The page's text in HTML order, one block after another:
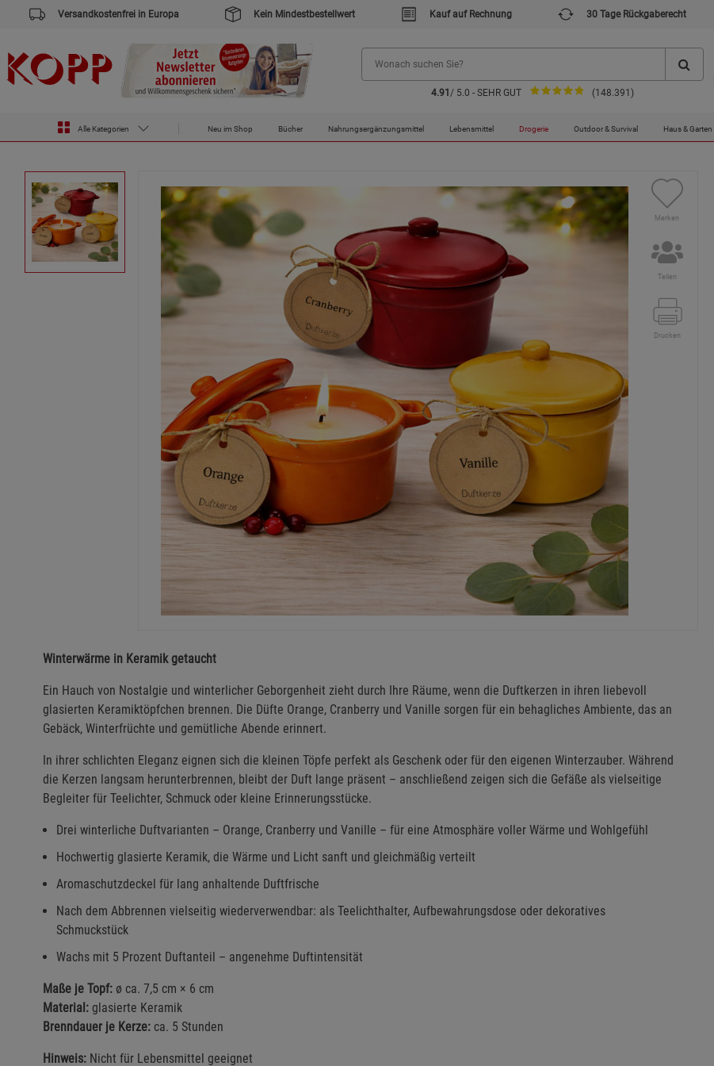
Versandkostenfrei in Europa Kein Mindestbestellwert Kauf auf Rechnung 30 Tage Rückgaberecht
4.91 / 5.0 - SEHR GUT (148.391)
Alle Kategorien Neu im Shop Bücher Nahrungsergänzungsmittel Lebensmittel Drogerie Outdoor & Survival Haus & Garten
Zur Startseite des Kopp Verlag Online-Shop
Drogerie 3er-Set Duftkerzen »Cozy«
Merken
Teilen
Drucken
Winterwärme in Keramik getaucht
Ein Hauch von Nostalgie und winterlicher Geborgenheit zieht durch Ihre Räume, wenn die Duftkerzen in ihren liebevoll
glasierten Keramiktöpfchen brennen. Die Düfte Orange, Cranberry und Vanille sorgen für ein behagliches Ambiente, das an
Gebäck, Winterfrüchte und gemütliche Abende erinnert.
In ihrer schlichten Eleganz eignen sich die kleinen Töpfe perfekt als Geschenk oder für den eigenen Winterzauber. Während
die Kerzen langsam herunterbrennen, bleibt der Duft lange präsent – anschließend zeigen sich die Gefäße als vielseitige
Begleiter für Teelichter, Schmuck oder kleine Erinnerungsstücke.
Drei winterliche Duftvarianten – Orange, Cranberry und Vanille – für eine Atmosphäre voller Wärme und Wohlgefühl
Hochwertig glasierte Keramik, die Wärme und Licht sanft und gleichmäßig verteilt
Aromaschutzdeckel für lang anhaltende Duftfrische
Nach dem Abbrennen vielseitig wiederverwendbar: als Teelichthalter, Aufbewahrungsdose oder dekoratives
Schmuckstück
Wachs mit 5 Prozent Duftanteil – angenehme Duftintensität
Maße je Topf: ø ca. 7,5 cm × 6 cm
Material: glasierte Keramik
Brenndauer je Kerze: ca. 5 Stunden
Hinweis: Nicht für Lebensmittel geeignet